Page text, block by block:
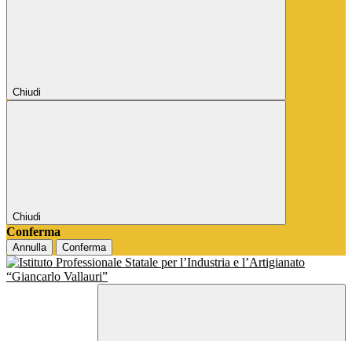
Chiudi
Chiudi
Conferma
Annulla Conferma